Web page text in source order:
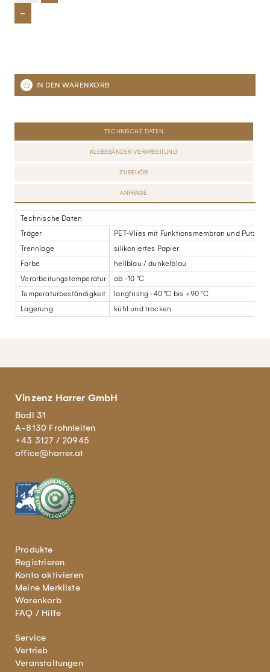
-
TECHNISCHE DATEN
KLEBEBÄNDER VERARBEITUNG
ZUBEHÖR
ANFRAGE
Technische Daten
Träger
PET-Vlies mit Funktionsmembran und
Trennlage
silikoniertes Papier
Farbe
hellblau / dunkelblau
Verarbeitungstemperatur
ab -10 °C
Temperaturbeständigkeit
langfristig -40 °C bis +90 °C
Lagerung
kühl und trocken
Vinzenz Harrer GmbH
Badl 31
A-8130 Frohnleiten
+43 3127 / 20945
office@harrer.at
Produkte
Registrieren
Konto aktivieren
Meine Merkliste
Warenkorb
FAQ / Hilfe
Service
Vertrieb
Veranstaltungen